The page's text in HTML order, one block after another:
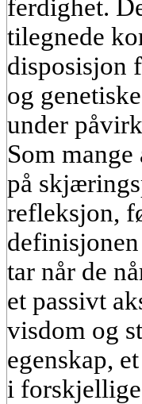
ferdighet.
tilegnede
disposisjon
og
under
Som
på
refleksjon,
tar når de
et passivt
visdom og
egenskap,
i